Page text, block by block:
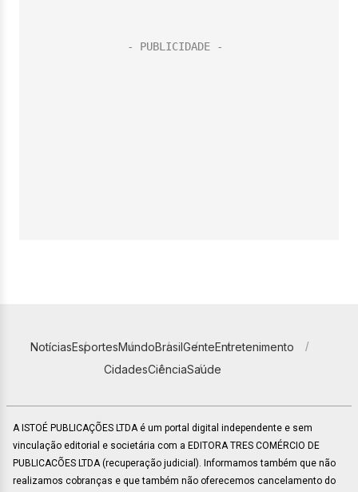
NotíciasEsportesMundoBrasilGenteEntretenimento
CidadesCiênciaSaúde
A ISTOÉ PUBLICAÇÕES LTDA é um portal digital independente e sem
vinculação editorial e societária com a EDITORA TRES COMÉRCIO DE
PUBLICACÕES LTDA (recuperação judicial). Informamos também que não
realizamos cobranças e que também não oferecemos cancelamento do